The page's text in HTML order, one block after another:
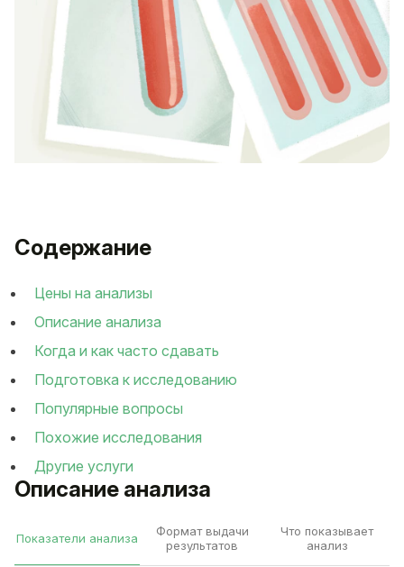
Описание анализа
Показатели анализа
Формат выдачи
результатов
Что показывает
анализ
Содержание
Цены на анализы
Описание анализа
Когда и как часто сдавать
Подготовка к исследованию
Популярные вопросы
Похожие исследования
Другие услуги